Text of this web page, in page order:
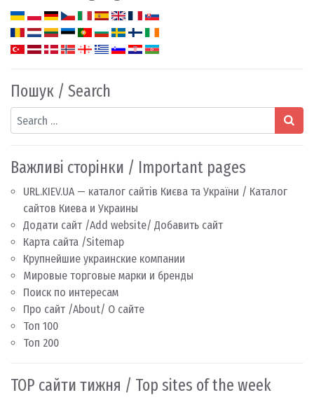
Пошук / Search
Search
Важливі сторінки / Important pages
URL.KIEV.UA — каталог сайтів Києва та України / Каталог
сайтов Киева и Украины
Додати сайт /Add website/ Добавить сайт
Карта сайта /Sitemap
Крупнейшие украинские компании
Мировые торговые марки и бренды
Поиск по интересам
Про сайт /About/ О сайте
Топ 100
Топ 200
TOP сайти тижня / Top sites of the week